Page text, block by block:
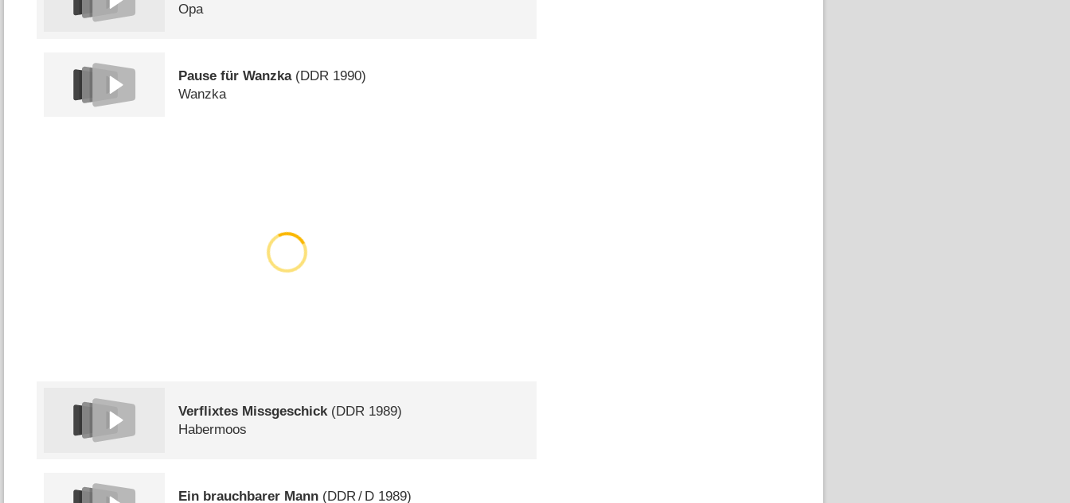
Opa
Pause für Wanzka(DDR 1990)
Wanzka
Verflixtes Missgeschick(DDR 1989)
Habermoos
Ein brauchbarer Mann (DDR/ D 1989)